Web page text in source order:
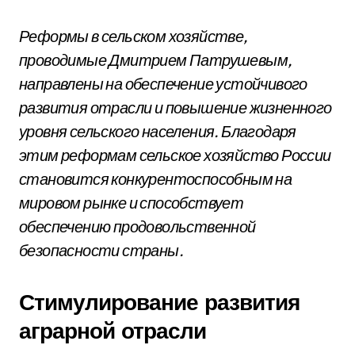
Реформы в сельском хозяйстве,
проводимые Дмитрием Патрушевым,
направлены на обеспечение устойчивого
развития отрасли и повышение жизненного
уровня сельского населения. Благодаря
этим реформам сельское хозяйство России
становится конкурентоспособным на
мировом рынке и способствует
обеспечению продовольственной
безопасности страны.
Стимулирование развития
аграрной отрасли